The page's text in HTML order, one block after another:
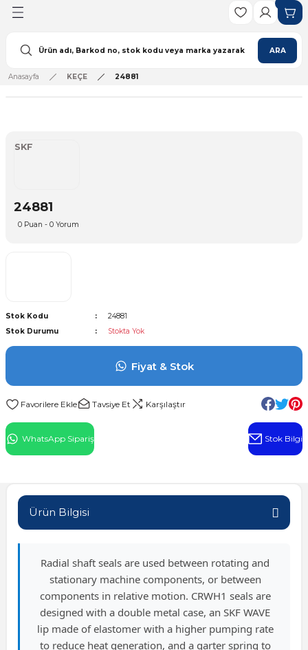
Rulman
ARA
Anasayfa KEÇE 24881
SKF
24881
0 Puan - 0 Yorum
Stok Kodu
24881
Stok Durumu
Stokta Yok
Fiyat & Stok
Tavsiye Et Karşılaştır
WhatsApp Sipariş Stok Bilgi
Ürün Bilgisi
Radial shaft seals are used between rotating and
stationary machine components, or between
components in relative motion. CRWH1 seals are
designed with a double metal case, an SKF WAVE
lip made of elastomer with a higher pumping rate
to reduce heat generation, and a garter spring to